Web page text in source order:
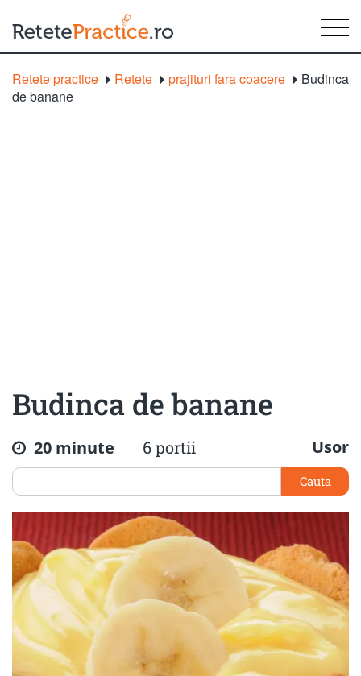
Retete practice Retete prajituri fara coacere
Budinca
de banane
Budinca de banane
20 minute 6 portii Usor
Cauta